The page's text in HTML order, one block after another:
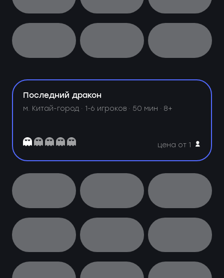
Последний дракон
м. Китай-город · 1-6 игроков · 50 мин · 8+
цена от 1